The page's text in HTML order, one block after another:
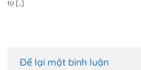
từ [...]
Để lại một bình luận